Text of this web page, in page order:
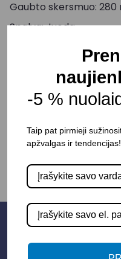
Gaubto skersmuo: 280
Spalva: Juoda
Atsparumas drėgmei:
Pristatymo terminas: 15
-5 %
Taip pat pirmieji
apžvalgas ir tendencijas!